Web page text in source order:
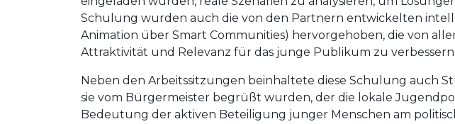
Schulung wurden auch die von den Partnern entwickelten
Animation über Smart Communities) hervorgehoben, die von
Attraktivität und Relevanz für das junge Publikum zu verbessern.
Neben den Arbeitssitzungen beinhaltete diese Schulung auch
sie vom Bürgermeister begrüßt wurden, der die lokale
Bedeutung der aktiven Beteiligung junger Menschen am